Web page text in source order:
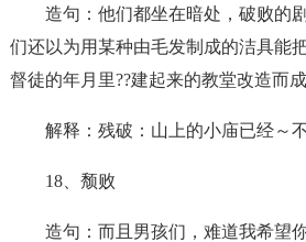
造句：他们都坐在暗处，破败的剧
们还以为用某种由毛发制成的洁具能
督徒的年月里??建起来的教堂改造而成
解释：残破：山上的小庙已经～不
18、颓败
造句：而且男孩们，难道我希望你